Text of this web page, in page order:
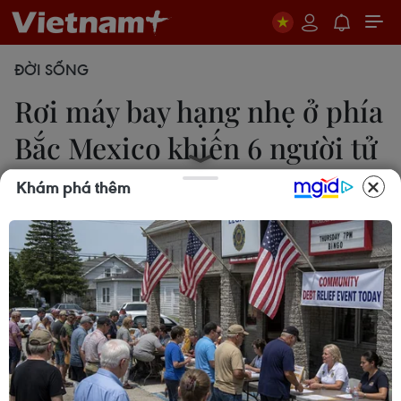
ĐỜI SỐNG
Rơi máy bay hạng nhẹ ở phía
Bắc Mexico khiến 6 người tử
nạn
24/06/2020 00:59
Chiếc máy bay hạng nhẹ CESSNA do phi công
Leonilo Gonzalez Olivas điều khiển, với lộ trình từ
thành phố Camrgo, bang Chihuahua, tới bang
Sinaloa, sau khi cất cánh khoảng 45 phút đã gặp
nạn.
Khám phá thêm